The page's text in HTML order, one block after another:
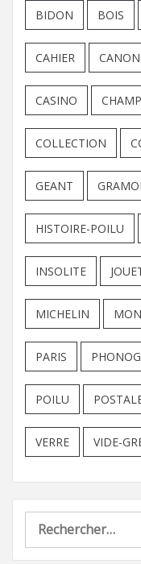
BIDON BOIS
CAHIER CANON
CASINO
COLLECTION
GEANT
HISTOIRE-POILU
INSOLITE
MICHELIN
PARIS
POILU
VERRE VIDE-
Rechercher :